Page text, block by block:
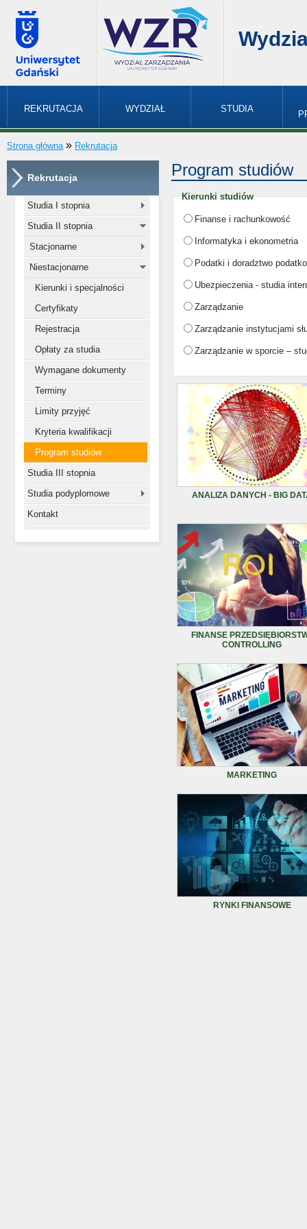
REKRUTACJA WYDZIAŁ STUDIA
Strona główna » Rekrutacja
Rekrutacja
Studia I stopnia
Studia II stopnia
Stacjonarne
Niestacjonarne
Kierunki i specjalności
Certyfikaty
Rejestracja
Opłaty za studia
Wymagane dokumenty
Terminy
Limity przyjęć
Kryteria kwalifikacji
Program studiów
Studia III stopnia
Studia podyplomowe
Kontakt
Program studiów
Kierunki studiów
Finanse i rachunkowość
Informatyka i ekonometria
Podatki i doradztwo
Ubezpieczenia - studia
Zarządzanie
Zarządzanie instytucjami
Zarządzanie w sporcie –
ANALIZA DANYCH - BIG
FINANSE
CONTROLLING
MARKETING
RYNKI FINANSOWE